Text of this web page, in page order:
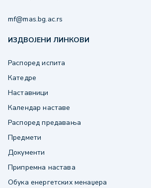
mf@mas.bg.ac.rs
ИЗДВОЈЕНИ ЛИНКОВИ
Распоред испита
Катедре
Наставници
Календар наставе
Распоред предавања
Предмети
Документи
Припремна настава
Обука енергетских менаџера